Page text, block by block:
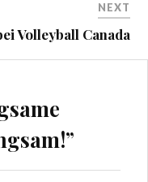
NEXT
Volleyball Canada
”